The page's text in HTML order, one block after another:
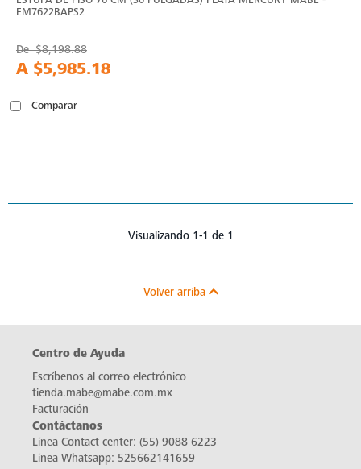
EM7622BAPS2
De$8,198.88
A $5,985.18
Comparar
Visualizando 1-1 de 1
Volver arriba
Centro de Ayuda
Escríbenos al correo electrónico
tienda.mabe@mabe.com.mx
Facturación
Contáctanos
Línea Contact center: (55) 9088 6223
Línea Whatsapp: 525662141659